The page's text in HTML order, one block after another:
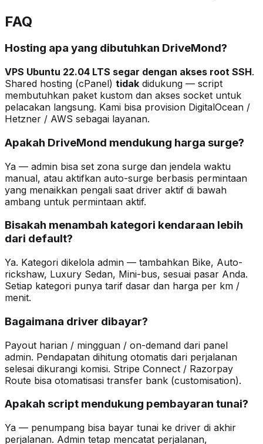
FAQ
Hosting apa yang dibutuhkan DriveMond?
VPS Ubuntu 22.04 LTS segar dengan akses root SSH.
Shared hosting (cPanel) tidak didukung — script
membutuhkan paket kustom dan akses socket untuk
pelacakan langsung. Kami bisa provision DigitalOcean /
Hetzner / AWS sebagai layanan.
Apakah DriveMond mendukung harga surge?
Ya — admin bisa set zona surge dan jendela waktu
manual, atau aktifkan auto-surge berbasis permintaan
yang menaikkan pengali saat driver aktif di bawah
ambang untuk permintaan aktif.
Bisakah menambah kategori kendaraan lebih
dari default?
Ya. Kategori dikelola admin — tambahkan Bike, Auto-
rickshaw, Luxury Sedan, Mini-bus, sesuai pasar Anda.
Setiap kategori punya tarif dasar dan harga per km /
menit.
Bagaimana driver dibayar?
Payout harian / mingguan / on-demand dari panel
admin. Pendapatan dihitung otomatis dari perjalanan
selesai dikurangi komisi. Stripe Connect / Razorpay
Route bisa otomatisasi transfer bank (customisation).
Apakah script mendukung pembayaran tunai?
Ya — penumpang bisa bayar tunai ke driver di akhir
perjalanan. Admin tetap mencatat perjalanan,